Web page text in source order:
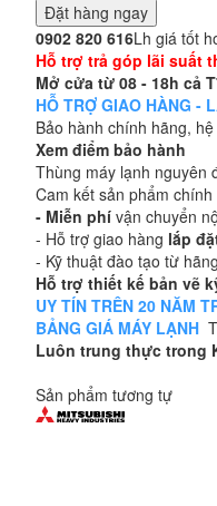
Đặt hàng ngay
0902 820 616Lh giá tốt
Hỗ trợ trả góp lãi suất
Mở cửa từ 08 - 18h cả
HỖ TRỢ GIAO HÀNG -
Bảo hành chính hãng,
Xem điểm bảo hành
Thùng máy lạnh nguyên
Cam kết sản phẩm chính
- Miễn phí vận chuyển
- Hỗ trợ giao hàng lắp
- Kỹ thuật đào tạo từ
Hỗ trợ thiết kế bản vẽ
UY TÍN TRÊN 20 NĂM
BẢNG GIÁ MÁY LẠNH
Luôn trung thực trong
Sản phẩm tương tự